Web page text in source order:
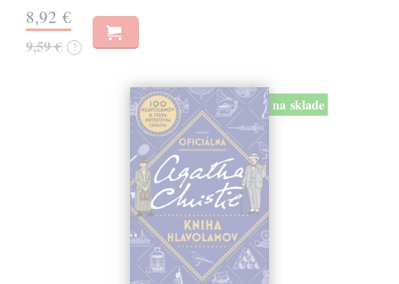
8,92 €
9,59 € ?
na sklade